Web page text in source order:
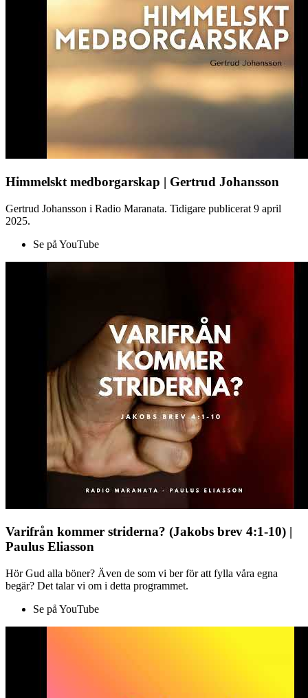
Himmelskt medborgarskap | Gertrud Johansson
Gertrud Johansson i Radio Maranata. Tidigare publicerat 9 april
2025.
Se på YouTube
Varifrån kommer striderna? (Jakobs brev 4:1-10) |
Paulus Eliasson
Hör Gud alla böner? Även de som vi ber för att fylla våra egna
begär? Det talar vi om i detta programmet.
Se på YouTube